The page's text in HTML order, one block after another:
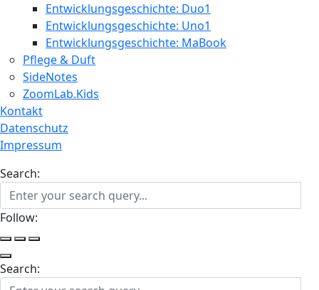
Entwicklungsgeschichte: Duo1
Entwicklungsgeschichte: Uno1
Entwicklungsgeschichte: MaBook
Pflege & Duft
SideNotes
ZoomLab.Kids
Kontakt
Datenschutz
Impressum
Search:
Follow:
Search: